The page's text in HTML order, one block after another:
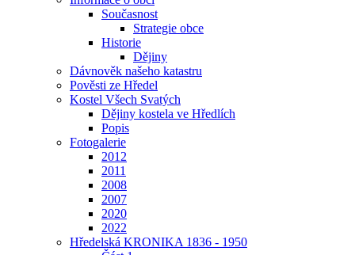
Současnost
Strategie obce
Historie
Dějiny
Dávnověk našeho katastru
Pověsti ze Hředel
Kostel Všech Svatých
Dějiny kostela ve Hředlích
Popis
Fotogalerie
2012
2011
2008
2007
2020
2022
Hředelská KRONIKA 1836 - 1950